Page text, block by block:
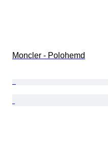
Moncler - Polohemd